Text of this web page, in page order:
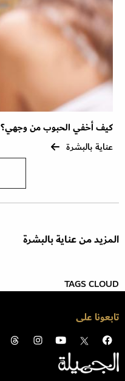
كيف أخفي الحبوب من وجهي؟
عناية بالبشرة
المزيد من عناية بالبشرة
TAGS CLOUD
تابعونا على